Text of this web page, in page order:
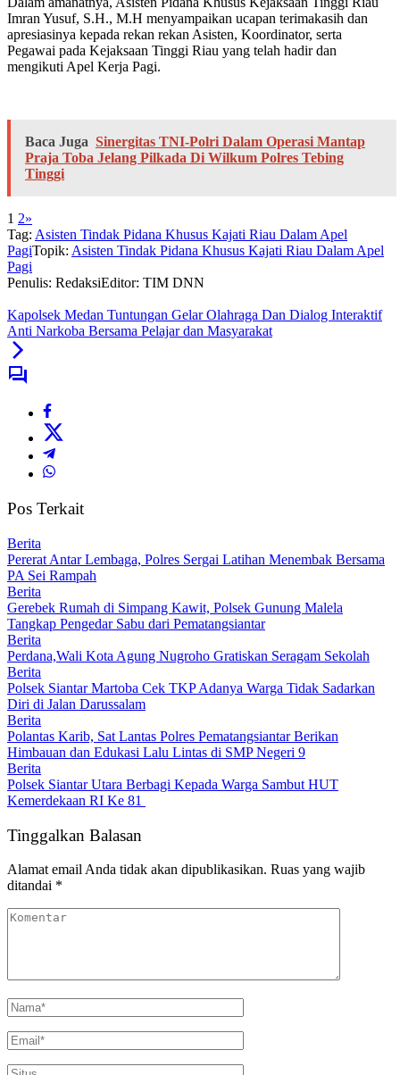
Imran Yusuf, S.H., M.H menyampaikan ucapan terimakasih dan
apresiasinya kepada rekan rekan Asisten, Koordinator, serta
Pegawai pada Kejaksaan Tinggi Riau yang telah hadir dan
mengikuti Apel Kerja Pagi.
Baca Juga Sinergitas TNI-Polri Dalam Operasi Mantap
Praja Toba Jelang Pilkada Di Wilkum Polres Tebing
Tinggi
1 2»
Tag: Asisten Tindak Pidana Khusus Kajati Riau Dalam Apel
PagiTopik: Asisten Tindak Pidana Khusus Kajati Riau Dalam Apel
Pagi
Penulis: RedaksiEditor: TIM DNN
Kapolsek Medan Tuntungan Gelar Olahraga Dan Dialog Interaktif
Anti Narkoba Bersama Pelajar dan Masyarakat
Pos Terkait
Berita
Pererat Antar Lembaga, Polres Sergai Latihan Menembak Bersama
PA Sei Rampah
Berita
Gerebek Rumah di Simpang Kawit, Polsek Gunung Malela
Tangkap Pengedar Sabu dari Pematangsiantar
Berita
Perdana,Wali Kota Agung Nugroho Gratiskan Seragam Sekolah
Berita
Polsek Siantar Martoba Cek TKP Adanya Warga Tidak Sadarkan
Diri di Jalan Darussalam
Berita
Polantas Karib, Sat Lantas Polres Pematangsiantar Berikan
Himbauan dan Edukasi Lalu Lintas di SMP Negeri 9
Berita
Polsek Siantar Utara Berbagi Kepada Warga Sambut HUT
Kemerdekaan RI Ke 81
Tinggalkan Balasan
Alamat email Anda tidak akan dipublikasikan. Ruas yang wajib
ditandai *